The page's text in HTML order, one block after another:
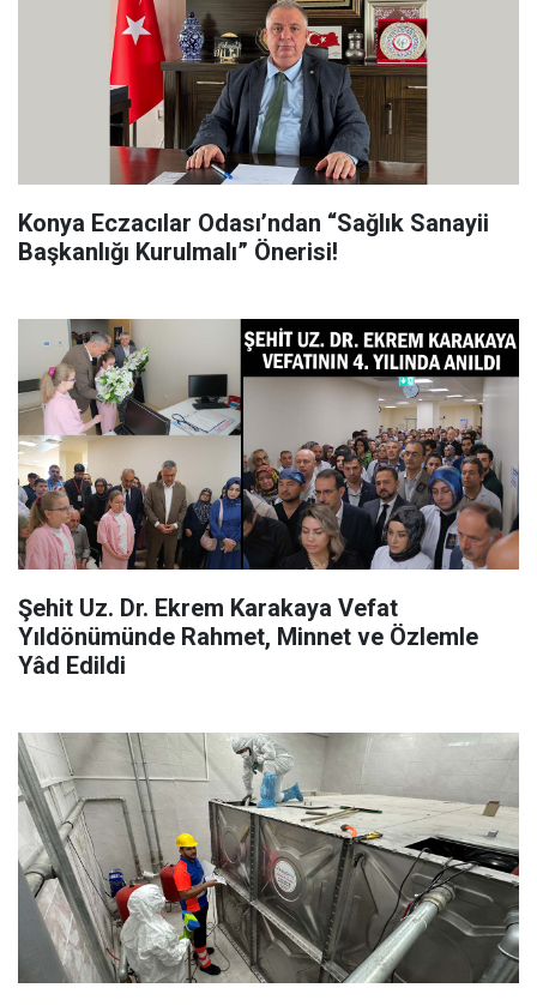
Konya Eczacılar Odası’ndan “Sağlık Sanayii
Başkanlığı Kurulmalı” Önerisi!
Şehit Uz. Dr. Ekrem Karakaya Vefat
Yıldönümünde Rahmet, Minnet ve Özlemle
Yâd Edildi